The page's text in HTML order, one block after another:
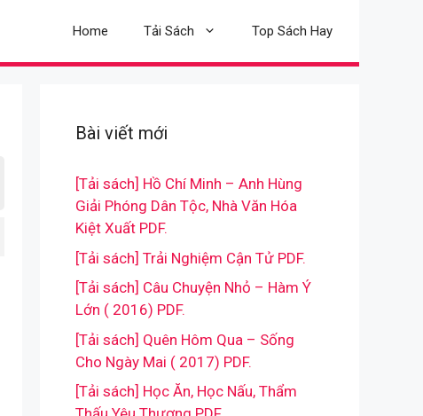
Home Tải Sách Top Sách Hay
Bài viết mới
[Tải sách] Hồ Chí Minh – Anh Hùng
Giải Phóng Dân Tộc, Nhà Văn Hóa
Kiệt Xuất PDF.
[Tải sách] Trải Nghiệm Cận Tử PDF.
[Tải sách] Câu Chuyện Nhỏ – Hàm Ý
Lớn ( 2016) PDF.
[Tải sách] Quên Hôm Qua – Sống
Cho Ngày Mai ( 2017) PDF.
[Tải sách] Học Ăn, Học Nấu, Thẩm